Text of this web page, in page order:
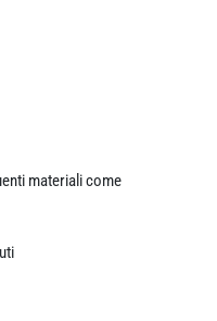
materiali come